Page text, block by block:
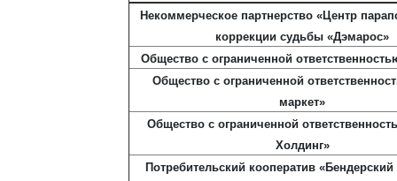
Некоммерческое партнерство «Центр
коррекции судьбы «Дэмарос»
Общество с ограниченной
Общество с ограниченной
маркет»
Общество с ограниченной
Холдинг»
Потребительский кооператив